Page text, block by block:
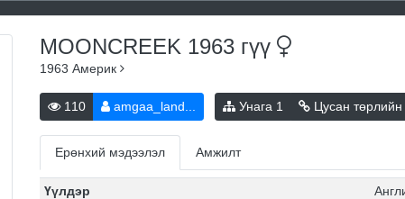
MOONCREEK 1963 гүү
1963 Америк
110 amgaa_land... Унага 1 Цусан төрлийн
Ерөнхий мэдээлэл Амжилт
Үүлдэр